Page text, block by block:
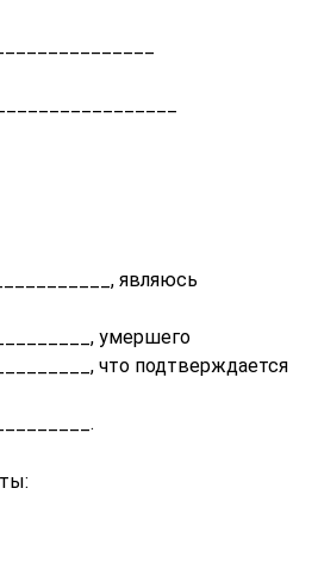
являюсь
умершего
что подтверждается